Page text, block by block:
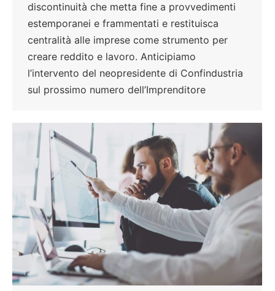
discontinuità che metta fine a provvedimenti
estemporanei e frammentati e restituisca
centralità alle imprese come strumento per
creare reddito e lavoro. Anticipiamo
l’intervento del neopresidente di Confindustria
sul prossimo numero dell’Imprenditore